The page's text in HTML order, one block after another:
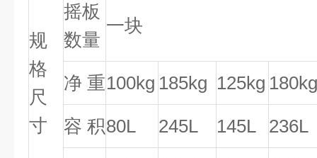
规
格
尺
寸
摇板
数量
一块
净 重100kg 185kg 125kg 180kg
容 积80L 245L 145L 236L